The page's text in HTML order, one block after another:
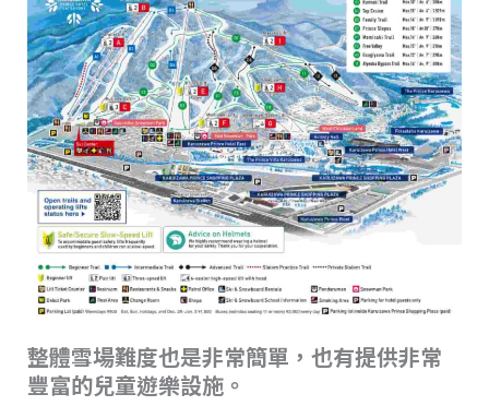
整體雪場難度也是非常簡單，也有提供非常
豐富的兒童遊樂設施。